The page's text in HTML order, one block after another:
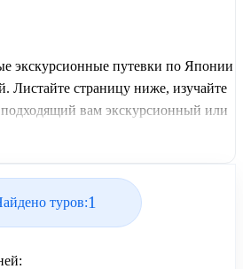
экскурсионные путевки по Японии
Листайте страницу ниже, изучайте
вам экскурсионный или
туров:1